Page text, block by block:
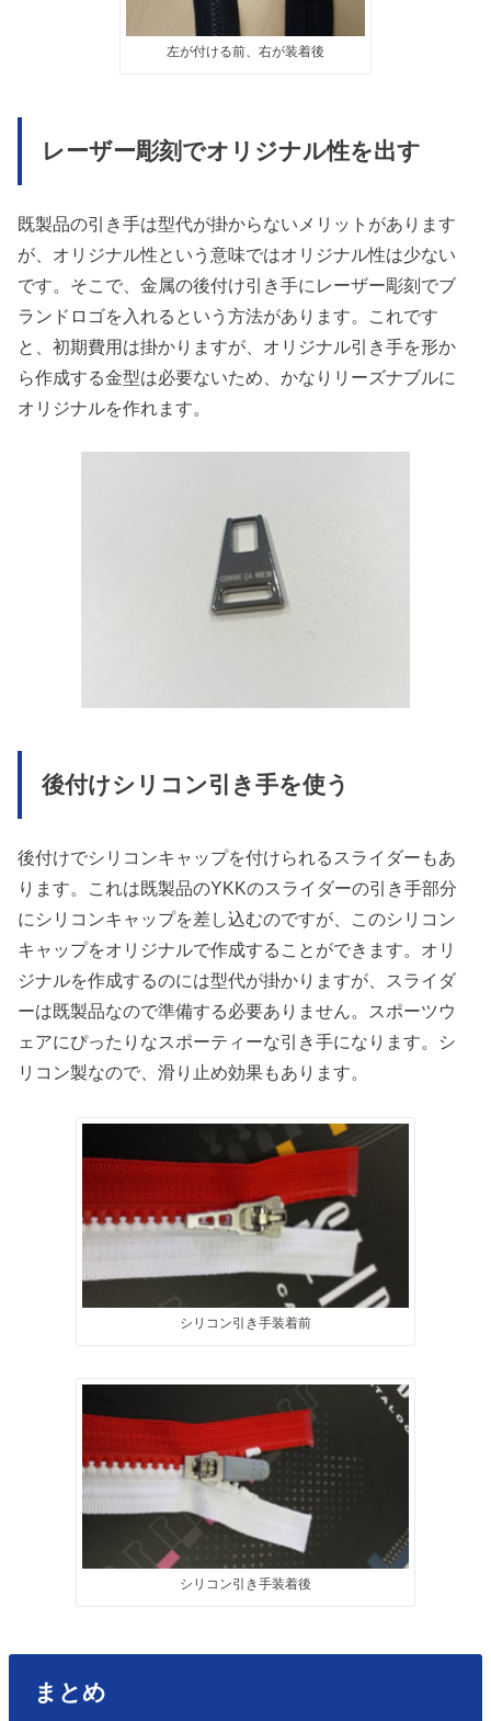
左が付ける前、右が装着後
レーザー彫刻でオリジナル性を出す
既製品の引き手は型代が掛からないメリットがあります
が、オリジナル性という意味ではオリジナル性は少ない
です。そこで、金属の後付け引き手にレーザー彫刻でブ
ランドロゴを入れるという方法があります。これです
と、初期費用は掛かりますが、オリジナル引き手を形か
ら作成する金型は必要ないため、かなりリーズナブルに
オリジナルを作れます。
後付けシリコン引き手を使う
後付けでシリコンキャップを付けられるスライダーもあ
ります。これは既製品のYKKのスライダーの引き手部分
にシリコンキャップを差し込むのですが、このシリコン
キャップをオリジナルで作成することができます。オリ
ジナルを作成するのには型代が掛かりますが、スライダ
ーは既製品なので準備する必要ありません。スポーツウ
ェアにぴったりなスポーティーな引き手になります。シ
リコン製なので、滑り止め効果もあります。
シリコン引き手装着前
シリコン引き手装着後
まとめ